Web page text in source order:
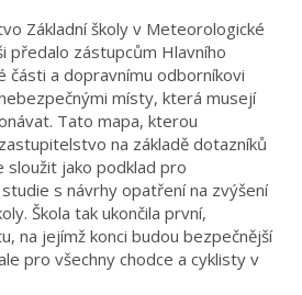
Základní školy v Meteorologické
předalo zástupcům Hlavního
části a dopravnímu odborníkovi
místy, která musejí
Tato mapa, kterou
na základě dotazníků
sloužit jako podklad pro
s návrhy opatření na zvýšení
Škola tak ukončila první,
na jejímž konci budou bezpečnější
pro všechny chodce a cyklisty v